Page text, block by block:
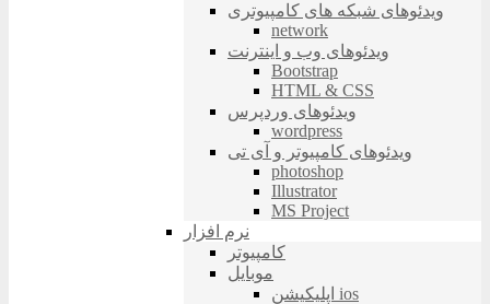
ویدئوهای شبکه های کامپیوتری
network
ویدئوهای وب و اینترنت
Bootstrap
HTML & CSS
ویدئوهای وردپرس
wordpress
ویدئوهای کامپیوتر و آی تی
photoshop
Illustrator
MS Project
نرم افزار
کامپیوتر
موبایل
اپلیکیشن ios